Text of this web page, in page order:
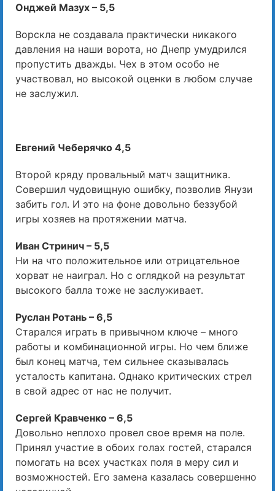
Онджей Мазух – 5,5
Ворскла не создавала практически никакого
давления на наши ворота, но Днепр умудрился
пропустить дважды. Чех в этом особо не
участвовал, но высокой оценки в любом случае
не заслужил.
Евгений Чеберячко 4,5
Второй кряду провальный матч защитника.
Совершил чудовищную ошибку, позволив Янузи
забить гол. И это на фоне довольно беззубой
игры хозяев на протяжении матча.
Иван Стринич – 5,5
Ни на что положительное или отрицательное
хорват не наиграл. Но с оглядкой на результат
высокого балла тоже не заслуживает.
Руслан Ротань – 6,5
Старался играть в привычном ключе – много
работы и комбинационной игры. Но чем ближе
был конец матча, тем сильнее сказывалась
усталость капитана. Однако критических стрел
в свой адрес от нас не получит.
Сергей Кравченко – 6,5
Довольно неплохо провел свое время на поле.
Принял участие в обоих голах гостей, старался
помогать на всех участках поля в меру сил и
возможностей. Его замена казалась совершенно